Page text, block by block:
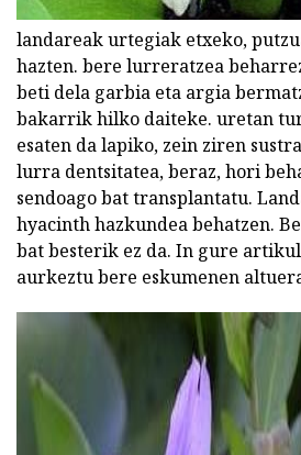
landareak urtegiak etxeko,
hazten. bere lurreratzea
beti dela garbia eta argia
bakarrik hilko daiteke. uretan
esaten da lapiko, zein ziren
lurra dentsitatea, beraz, hori
sendoago bat transplantatu.
hyacinth hazkundea behatzen.
bat besterik ez da. In gure
aurkeztu bere eskumenen